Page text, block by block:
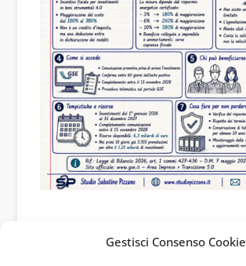
Gestisci Consenso Cookie